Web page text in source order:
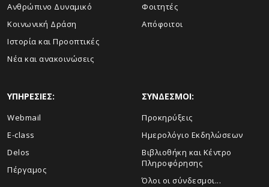
Ανθρώπινο Δυναμικό
Κοινωνική Δράση
Ιστορία και Προοπτικές
Νέα και ανακοινώσεις
Φοιτητές
Απόφοιτοι
ΥΠΗΡΕΣΙΕΣ:
Webmail
E-class
Delos
Πέργαμος
ΣΥΝΔΕΣΜΟΙ:
Προκηρύξεις
Ημερολόγιο Εκδηλώσεων
Βιβλιοθήκη και Κέντρο
Πληροφόρησης
Όλοι οι σύνδεσμοι...